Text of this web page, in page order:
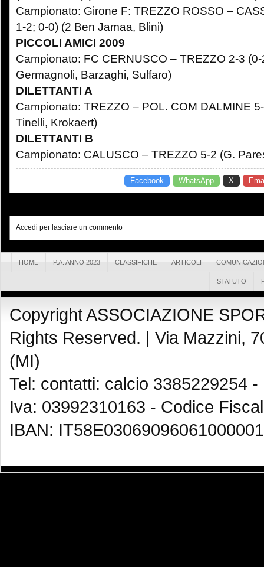
Campionato: Girone F: TREZZO ROSSO –
1-2; 0-0) (2 Ben Jamaa, Blini)
PICCOLI AMICI 2009
Campionato: FC CERNUSCO – TREZZO 2-3
Germagnoli, Barzaghi, Sulfaro)
DILETTANTI A
Campionato: TREZZO – POL. COM DALMINE
Tinelli, Krokaert)
DILETTANTI B
Campionato: CALUSCO – TREZZO 5-2 (G.
Facebook WhatsApp X
Accedi per lasciare un commento
HOME P.A. ANNO 2023 CLASSIFICHE ARTICOLI
STATUTO
Copyright ASSOCIAZIONE
Rights Reserved. | Via Mazzini,
(MI)
Tel: contatti: calcio 3385229254
Iva: 03992310163 - Codice
IBAN: